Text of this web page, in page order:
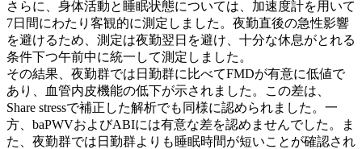
さらに、身体活動と睡眠状態については、加速度計を用いて
7日間にわたり客観的に測定しました。夜勤直後の急性影響
を避けるため、測定は夜勤翌日を避け、十分な休息がとれる
条件下つ午前中に統一して測定しました。
その結果、夜勤群では日勤群に比べてFMDが有意に低値で
あり、血管内皮機能の低下が示されました。この差は、
Share stressで補正した解析でも同様に認められました。一
方、baPWVおよびABIには有意な差を認めませんでした。ま
た、夜勤群では日勤群よりも睡眠時間が短いことが確認され